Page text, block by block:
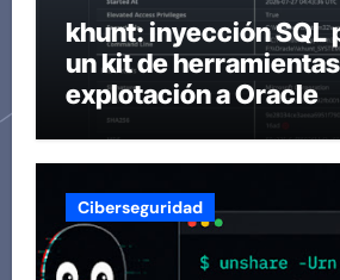
khunt: inyección SQL
un kit de
explotación a Oracle
Ciberseguridad